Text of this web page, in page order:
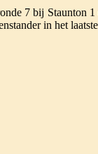
7 bij Staunton
in het